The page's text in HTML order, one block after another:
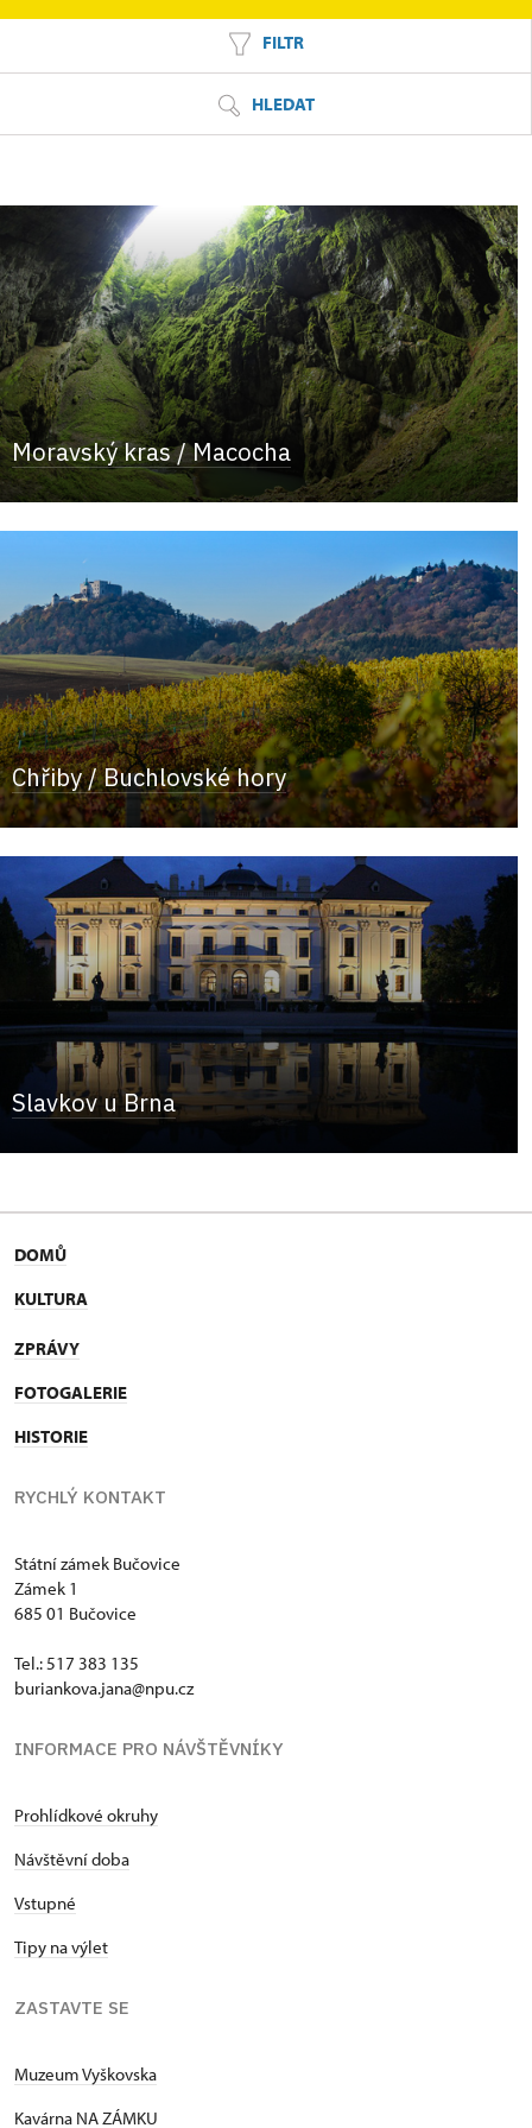
FILTR
HLEDAT
Moravský kras / Macocha
Chřiby / Buchlovské hory
Slavkov u Brna
DOMŮ
KULTURA
ZPRÁVY
FOTOGALERIE
HISTORIE
RYCHLÝ KONTAKT
Státní zámek Bučovice
Zámek 1
685 01 Bučovice
Tel.: 517 383 135
buriankova.jana@npu.cz
INFORMACE PRO NÁVŠTĚVNÍKY
Prohlídkové okruhy
Návštěvní doba
Vstupné
Tipy na výlet
ZASTAVTE SE
Muzeum Vyškovska
Kavárna NA ZÁMKU